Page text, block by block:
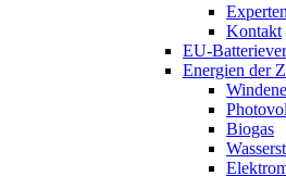
Kontakt
EU-
Energien der
Biogas